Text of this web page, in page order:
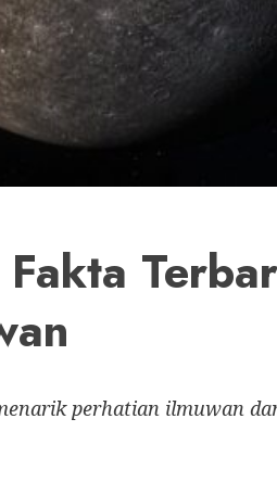
perhatian ilmuwan